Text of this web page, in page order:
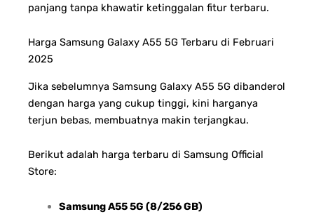
panjang tanpa khawatir ketinggalan fitur terbaru.
Harga Samsung Galaxy A55 5G Terbaru di Februari
2025
Jika sebelumnya Samsung Galaxy A55 5G dibanderol
dengan harga yang cukup tinggi, kini harganya
terjun bebas, membuatnya makin terjangkau.
Berikut adalah harga terbaru di Samsung Official
Store:
Samsung A55 5G (8/256 GB)